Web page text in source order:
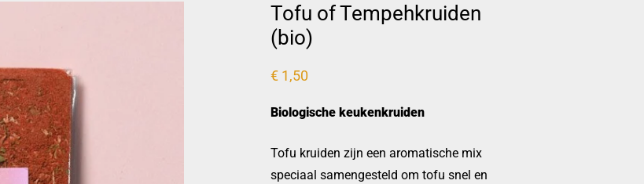
Tofu of Tempehkruiden
(bio)
€1,50
Biologische keukenkruiden
Tofu kruiden zijn een aromatische mix
speciaal samengesteld om tofu snel en